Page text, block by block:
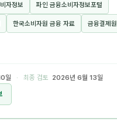
자정보 파인 금융소비자정보포털
한국소비자원 금융 자료 금융결제원
일 · 최종 검토 2026년 6월 13일